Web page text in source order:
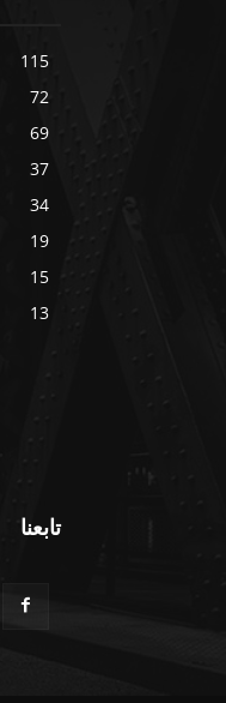
115
72
69
37
34
19
15
13
تابعنا